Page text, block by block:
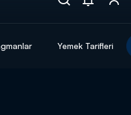
Yemek Tarifleri